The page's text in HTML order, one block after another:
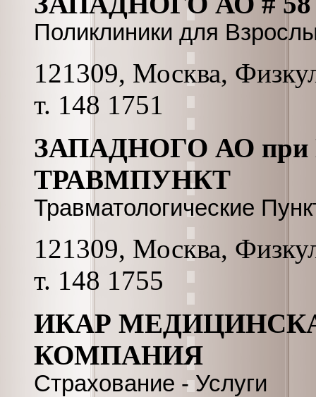
Поликлиники для
121309, Москва,
т. 148 1751
ЗАПАДНОГО АО
ТРАВМПУНКТ
Травматологические
121309, Москва,
т. 148 1755
ИКАР
КОМПАНИЯ
Страхование - Услуги